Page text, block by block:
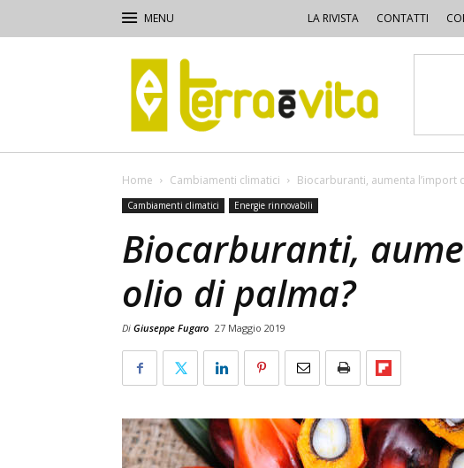
LA RIVISTA CONTATTI
Terra
e
Vita
Home Cambiamenti climatici Biocarburanti, aumenta l’import
Cambiamenti climatici Energie rinnovabili
Biocarburanti,
olio di palma?
Di Giuseppe Fugaro 27 Maggio 2019